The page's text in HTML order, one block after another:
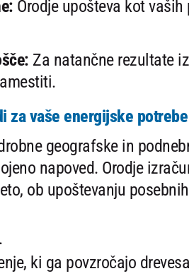
Orodje upošteva kot
Za natančne rezultate
za vaše energijske potrebe
geografske in
napoved. Orodje
ob upoštevanju
ki ga povzročajo